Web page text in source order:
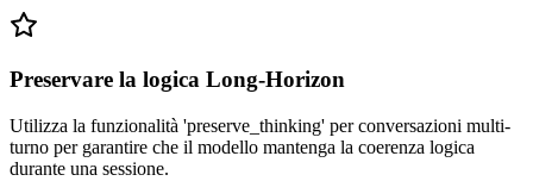
Preservare la logica Long-Horizon
Utilizza la funzionalità 'preserve_thinking' per conversazioni multi-
turno per garantire che il modello mantenga la coerenza logica
durante una sessione.